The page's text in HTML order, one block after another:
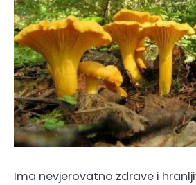
Ima nevjerovatno zdrave i